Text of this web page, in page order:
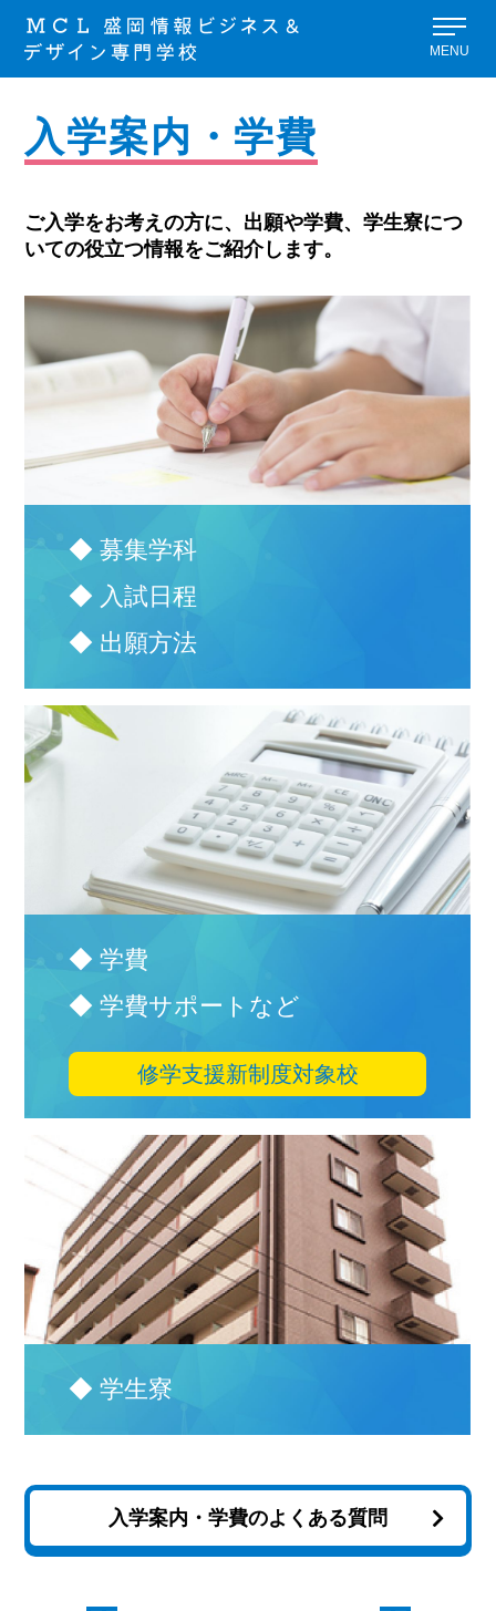
MENU
入学案内・学費
ご入学をお考えの方に、出願や学費、学生寮につ
いての役立つ情報をご紹介します。
◆ 募集学科
◆ 入試日程
◆ 出願方法
◆ 学費
◆ 学費サポートなど
修学支援新制度対象校
◆ 学生寮
入学案内・学費のよくある質問